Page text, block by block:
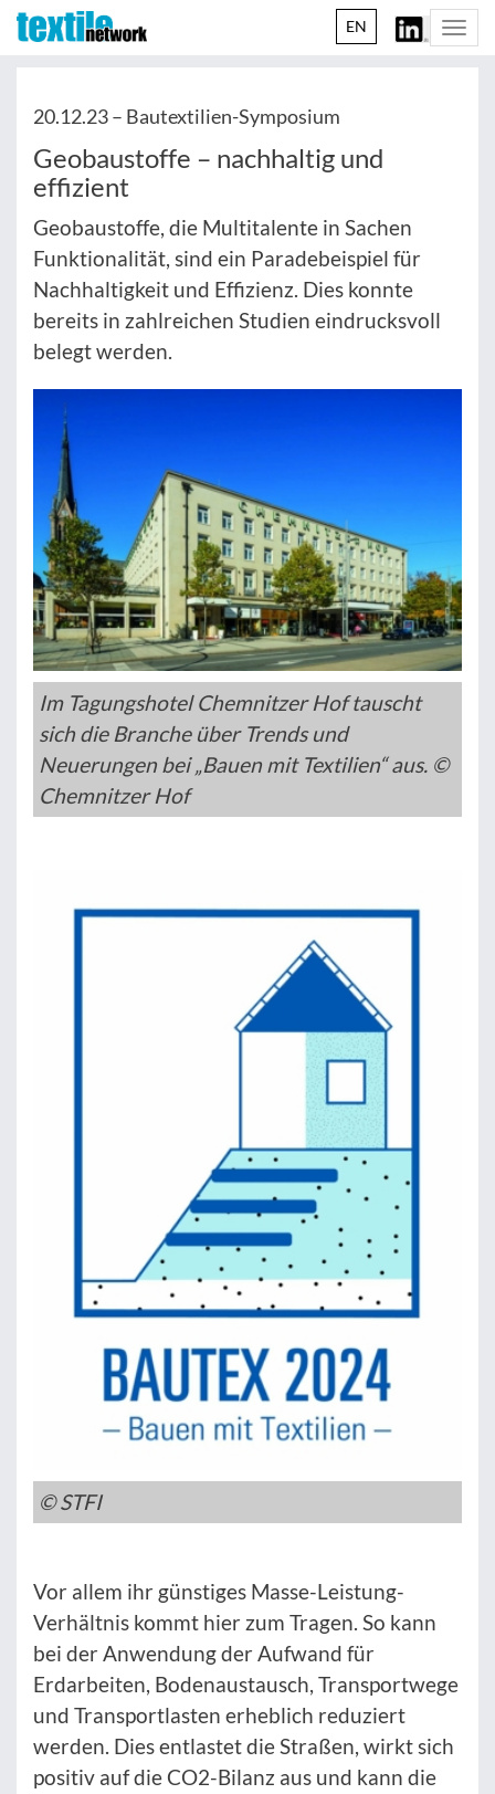
EN
20.12.23 – Bautextilien-Symposium
Geobaustoffe – nachhaltig und
effizient
Geobaustoffe, die Multitalente in Sachen
Funktionalität, sind ein Paradebeispiel für
Nachhaltigkeit und Effizienz. Dies konnte
bereits in zahlreichen Studien eindrucksvoll
belegt werden.
Im Tagungshotel Chemnitzer Hof tauscht
sich die Branche über Trends und
Neuerungen bei „Bauen mit Textilien“ aus. ©
Chemnitzer Hof
© STFI
Vor allem ihr günstiges Masse-Leistung-
Verhältnis kommt hier zum Tragen. So kann
bei der Anwendung der Aufwand für
Erdarbeiten, Bodenaustausch, Transportwege
und Transportlasten erheblich reduziert
werden. Dies entlastet die Straßen, wirkt sich
positiv auf die CO2-Bilanz aus und kann die